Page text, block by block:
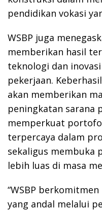
pendidikan vokasi
WSBP juga
memberikan hasil
teknologi dan
pekerjaan.
akan memberikan
peningkatan sarana
memperkuat
terpercaya dalam
sekaligus membuka
lebih luas di masa
“WSBP
yang andal melalui